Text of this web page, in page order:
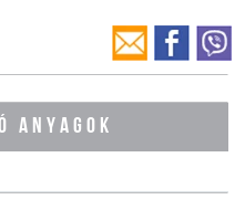
ANYAGOK